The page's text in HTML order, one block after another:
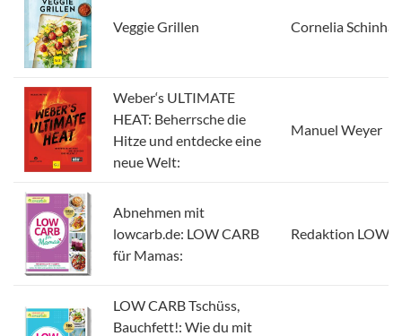
Veggie Grillen Cornelia
Weber‘s ULTIMATE
HEAT: Beherrsche die
Hitze und entdecke eine
neue Welt:
Manuel Weyer
Abnehmen mit
lowcarb.de: LOW CARB
für Mamas:
Redaktion
LOW CARB Tschüss,
Bauchfett!: Wie du mit